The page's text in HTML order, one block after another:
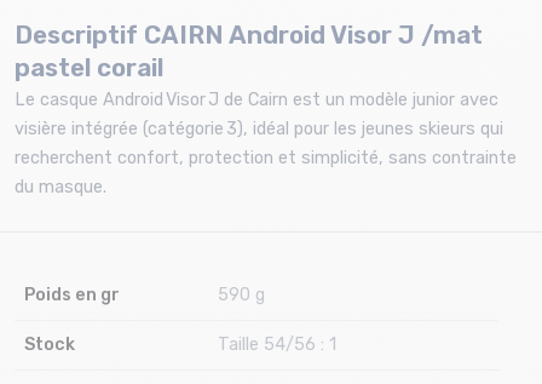
Descriptif CAIRN Android Visor J /mat
pastel corail
Le casque Android Visor J de Cairn est un modèle junior avec
visière intégrée (catégorie 3), idéal pour les jeunes skieurs qui
recherchent confort, protection et simplicité, sans contrainte
du masque.
Poids en gr 590 g
Stock Taille 54/56 : 1